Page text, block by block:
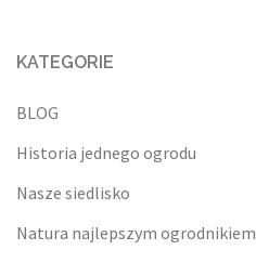
KATEGORIE
BLOG
Historia jednego ogrodu
Nasze siedlisko
Natura najlepszym ogrodnikiem